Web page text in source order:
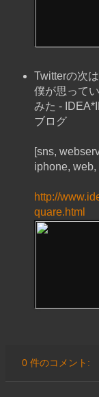
Twitterの次
僕が思って
みた -
ブログ
[sns,
iphone, web,
http://
quare.html
0 件のコメント: